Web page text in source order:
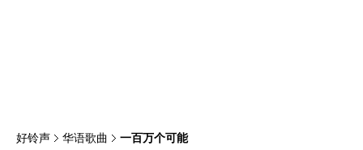
好铃声 华语歌曲 一百万个可能